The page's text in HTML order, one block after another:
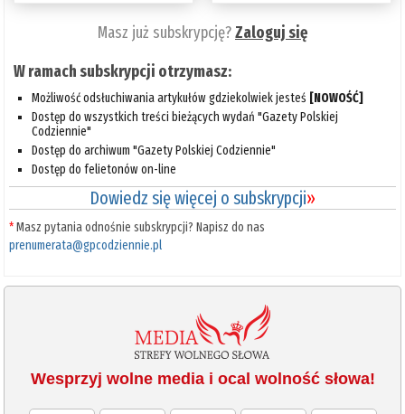
Masz już subskrypcję?Zaloguj się
W ramach subskrypcji otrzymasz:
Możliwość odsłuchiwania artykułów gdziekolwiek jesteś [NOWOŚĆ]
Dostęp do wszystkich treści bieżących wydań "Gazety Polskiej
Codziennie"
Dostęp do archiwum "Gazety Polskiej Codziennie"
Dostęp do felietonów on-line
Dowiedz się więcej o subskrypcji»
*Masz pytania odnośnie subskrypcji? Napisz do nas
prenumerata@gpcodziennie.pl
Wesprzyj wolne media i ocal wolność słowa!